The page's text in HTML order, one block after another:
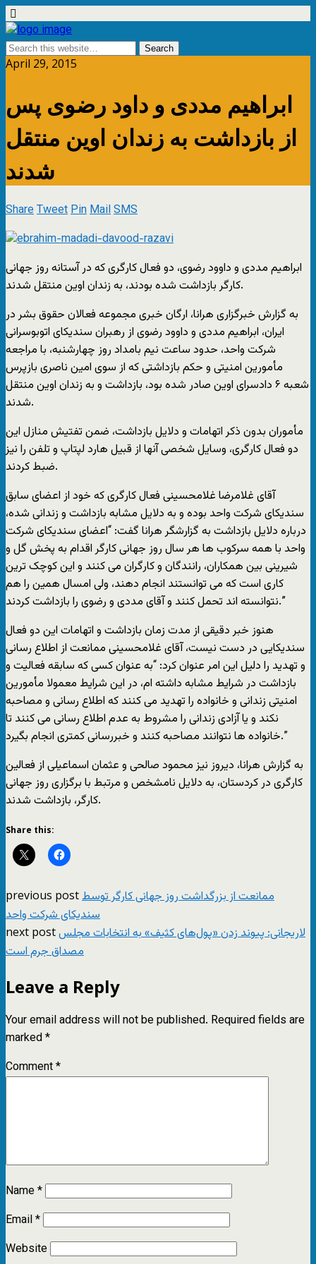
April 29, 2015
ابراهیم مددی و داود رضوى پس
از بازداشت به زندان اوین منتقل
شدند
ShareTweetPinMailSMS
ابراهیم مددی و داوود رضوى، دو فعال کارگرى که در آستانه روز جهانى
کارگر بازداشت شده بودند، به زندان اوین منتقل شدند.
به گزارش خبرگزارى هرانا، ارگان خبرى مجموعه فعالان حقوق بشر در
ایران، ابراهیم مددى و داوود رضوى از رهبران سندیکای اتوبوسرانی
شرکت واحد، حدود ساعت نیم بامداد روز چهارشنبه، با مراجعه
مأمورین امنیتى و حکم بازداشتى که از سوى امین ناصرى بازپرس
شعبه ۶ دادسراى اوین صادر شده بود، بازداشت و به زندان اوین منتقل
شدند.
مأموران بدون ذکر اتهامات و دلایل بازداشت، ضمن تفتیش منازل این
دو فعال کارگرى، وسایل شخصى آنها از قبیل هارد لپتاپ و تلفن را نیز
ضبط کردند.
آقاى غلامرضا غلامحسینى فعال کارگرى که خود از اعضاى سابق
سندیکاى شرکت واحد بوده و به دلایل مشابه بازداشت و زندانى شده،
درباره دلایل بازداشت به گزارشگر هرانا گفت: “اعضاى سندیکاى شرکت
واحد با همه سرکوب ها هر سال روز جهانى کارگر اقدام به پخش گل و
شیرینى بین همکاران، رانندگان و کارگران مى کنند و این کوچک ترین
کارى است که مى توانستند انجام دهند، ولى امسال همین را هم
نتوانسته اند تحمل کنند و آقاى مددى و رضوى را بازداشت کردند.”
هنوز خبر دقیقى از مدت زمان بازداشت و اتهامات این دو فعال
سندیکایى در دست نیست، آقاى غلامحسینى ممانعت از اطلاع رسانى
و تهدید را دلیل این امر عنوان کرد: “به عنوان کسى که سابقه فعالیت و
بازداشت در شرایط مشابه داشته ام، در این شرایط معمولا مأمورین
امنیتى زندانى و خانواده را تهدید مى کنند که اطلاع رسانى و مصاحبه
نکند و یا آزادى زندانى را مشروط به عدم اطلاع رسانى مى کنند تا
خانواده ها نتوانند مصاحبه کنند و خبررسانی کمتری انجام بگیرد.”
به گزارش هرانا، دیروز نیز محمود صالحى و عثمان اسماعیلى از فعالین
کارگرى در کردستان، به دلایل نامشخص و مرتبط با برگزارى روز جهانى
کارگر، بازداشت شدند.
Share this:
previous postممانعت از بزرگداشت روز جهانى کارگر توسط
سندیکاى شرکت واحد
next postلاریجانی: پیوند زدن «پول‌های کثیف» به انتخابات مجلس
مصداق جرم است
Leave a Reply
Your email address will not be published. Required fields are
marked*
Comment*
Name*
Email*
Website